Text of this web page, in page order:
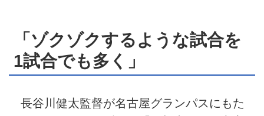
「ゾクゾクするような試合を
1試合でも多く」
長谷川健太監督が名古屋グランパスにもた